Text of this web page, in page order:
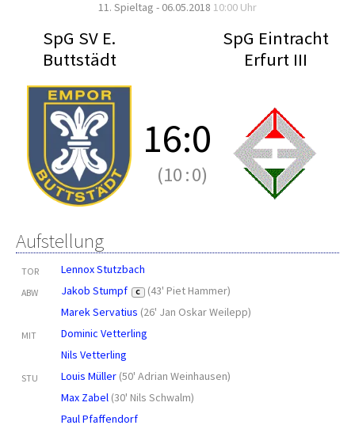
11. Spieltag - 06.05.2018 10:00 Uhr
SpG SV E.
Buttstädt
SpG Eintracht
Erfurt III
16:0
(10:0)
Aufstellung
TOR Lennox Stutzbach
ABW Jakob Stumpf C (43' Piet Hammer)
Marek Servatius (26' Jan Oskar Weilepp)
MIT
Dominic Vetterling
Nils Vetterling
STU Louis Müller (50' Adrian Weinhausen)
Max Zabel (30' Nils Schwalm)
Paul Pfaffendorf